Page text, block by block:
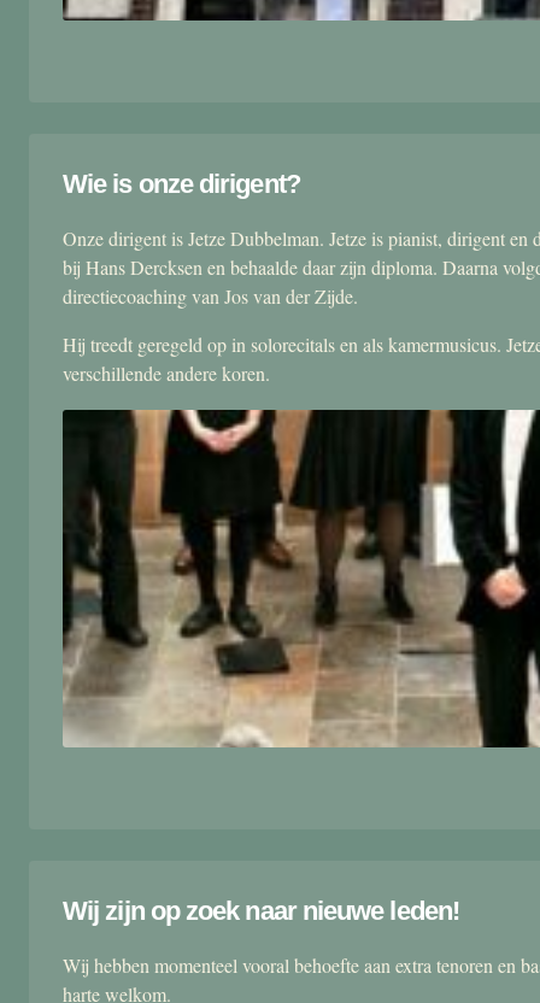
Wie is onze dirigent?
Onze dirigent is Jetze Dubbelman. Jetze is pianist, dirigent
bij Hans Dercksen en behaalde daar zijn diploma. Daarna
directiecoaching van Jos van der Zijde.
Hij treedt geregeld op in solorecitals en als kamermusicus.
verschillende andere koren.
Wij zijn op zoek naar nieuwe leden!
Wij hebben momenteel vooral behoefte aan extra tenoren en
harte welkom.